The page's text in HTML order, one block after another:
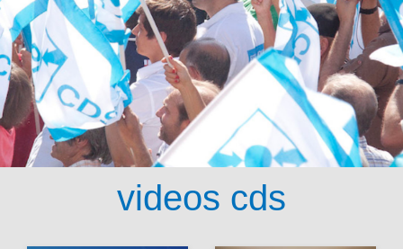
videos cds